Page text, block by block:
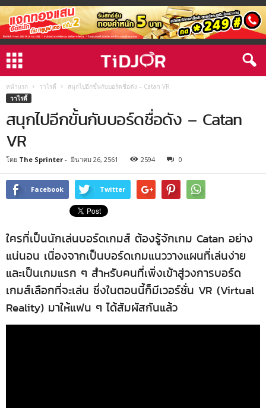
หน้าแรก วาไรตี้
สนุกไปอีกขั้นกับบอร์ดชื่อดัง – Catan VR
วาไรตี้
สนุกไปอีกขั้นกับบอร์ดชื่อดัง – Catan
VR
โดย The Sprinter - มีนาคม 26, 2561 2594 0
Facebook Twitter
ใครที่เป็นนักเล่นบอร์ดเกมส์ ต้องรู้จักเกม Catan อย่าง
แน่นอน เนื่องจากเป็นบอร์ดเกมแนววางแผนที่เล่นง่าย
และเป็นเกมแรก ๆ สำหรับคนที่เพิ่งเข้าสู่วงการบอร์ด
เกมส์เลือกที่จะเล่น ซึ่งในตอนนี้ก็มีเวอร์ชั่น VR (Virtual
Reality) มาให้แฟน ๆ ได้สัมผัสกันแล้ว